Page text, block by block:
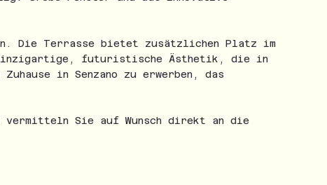
Die Terrasse bietet zusätzlichen Platz im
einzigartige, futuristische Ästhetik, die in
in Senzano zu erwerben, das
vermitteln Sie auf Wunsch direkt an die